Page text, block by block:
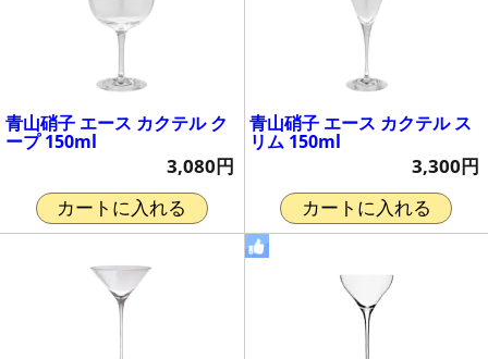
青山硝子 エース カクテル ク
ープ 150ml
3,080円
カートに入れる
青山硝子 エース カクテル ス
リム 150ml
3,300円
カートに入れる